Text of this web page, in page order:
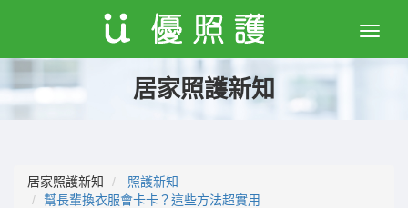
Toggle
居家照護新知
居家照護新知
照護新知
幫長輩換衣服會卡卡？這些方法超實用